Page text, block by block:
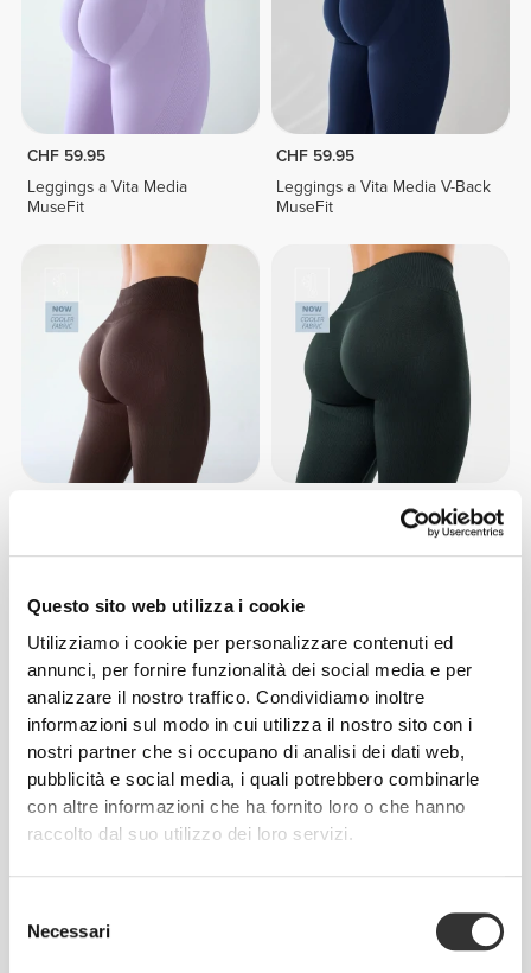
Questo sito web utilizza i cookie
Utilizziamo i cookie per personalizzare contenuti ed
annunci, per fornire funzionalità dei social media e per
analizzare il nostro traffico. Condividiamo inoltre
informazioni sul modo in cui utilizza il nostro sito con i
nostri partner che si occupano di analisi dei dati web,
pubblicità e social media, i quali potrebbero combinarle
con altre informazioni che ha fornito loro o che hanno
raccolto dal suo utilizzo dei loro servizi.
delNecessari
CHF 59.95
Leggings a Vita Media
MuseFit
CHF 59.95
Leggings a Vita Media V-Back
MuseFit
Athleisure Aero
Leggings a Vita Media
Athleisure Aero